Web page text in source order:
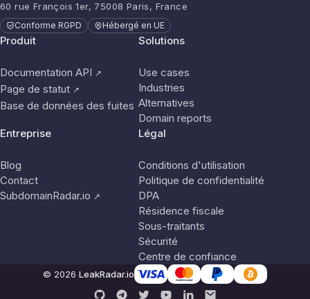
60 rue François 1er, 75008 Paris, France
Conforme RGPD Hébergé en UE
Produit
Documentation API ↗
Page de statut ↗
Base de données des fuites
Solutions
Use cases
Industries
Alternatives
Domain reports
Entreprise
Blog
Contact
SubdomainRadar.io ↗
Légal
Conditions d'utilisation
Politique de confidentialité
DPA
Résidence fiscale
Sous-traitants
Sécurité
Centre de confiance
© 2026 LeakRadar.io